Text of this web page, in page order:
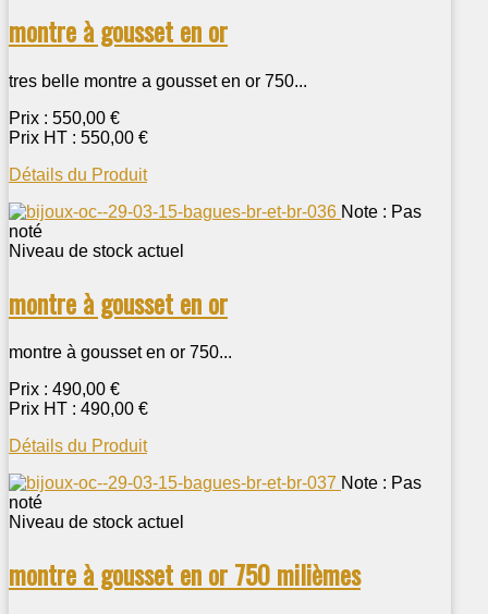
montre à gousset en or
tres belle montre a gousset en or 750...
Prix : 550,00 €
Prix HT : 550,00 €
Détails du Produit
Note : Pas
noté
Niveau de stock actuel
montre à gousset en or
montre à gousset en or 750...
Prix : 490,00 €
Prix HT : 490,00 €
Détails du Produit
Note : Pas
noté
Niveau de stock actuel
montre à gousset en or 750 milièmes